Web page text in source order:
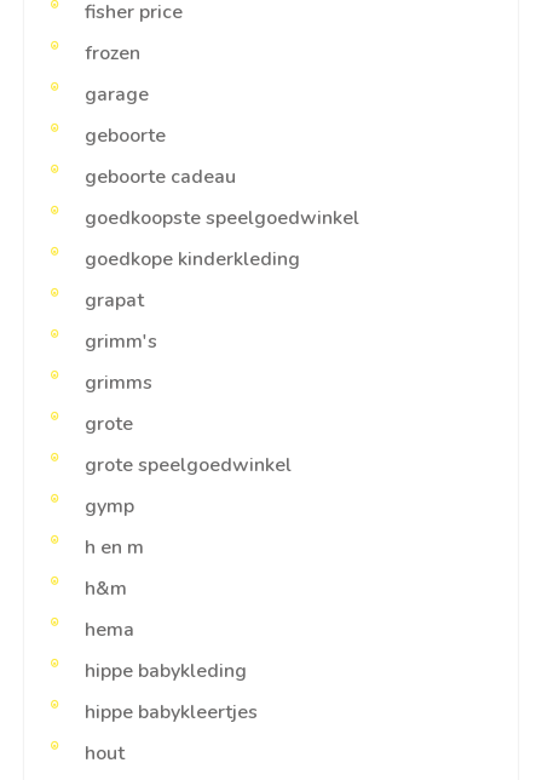
fisher price
frozen
garage
geboorte
geboorte cadeau
goedkoopste speelgoedwinkel
goedkope kinderkleding
grapat
grimm's
grimms
grote
grote speelgoedwinkel
gymp
h en m
h&m
hema
hippe babykleding
hippe babykleertjes
hout